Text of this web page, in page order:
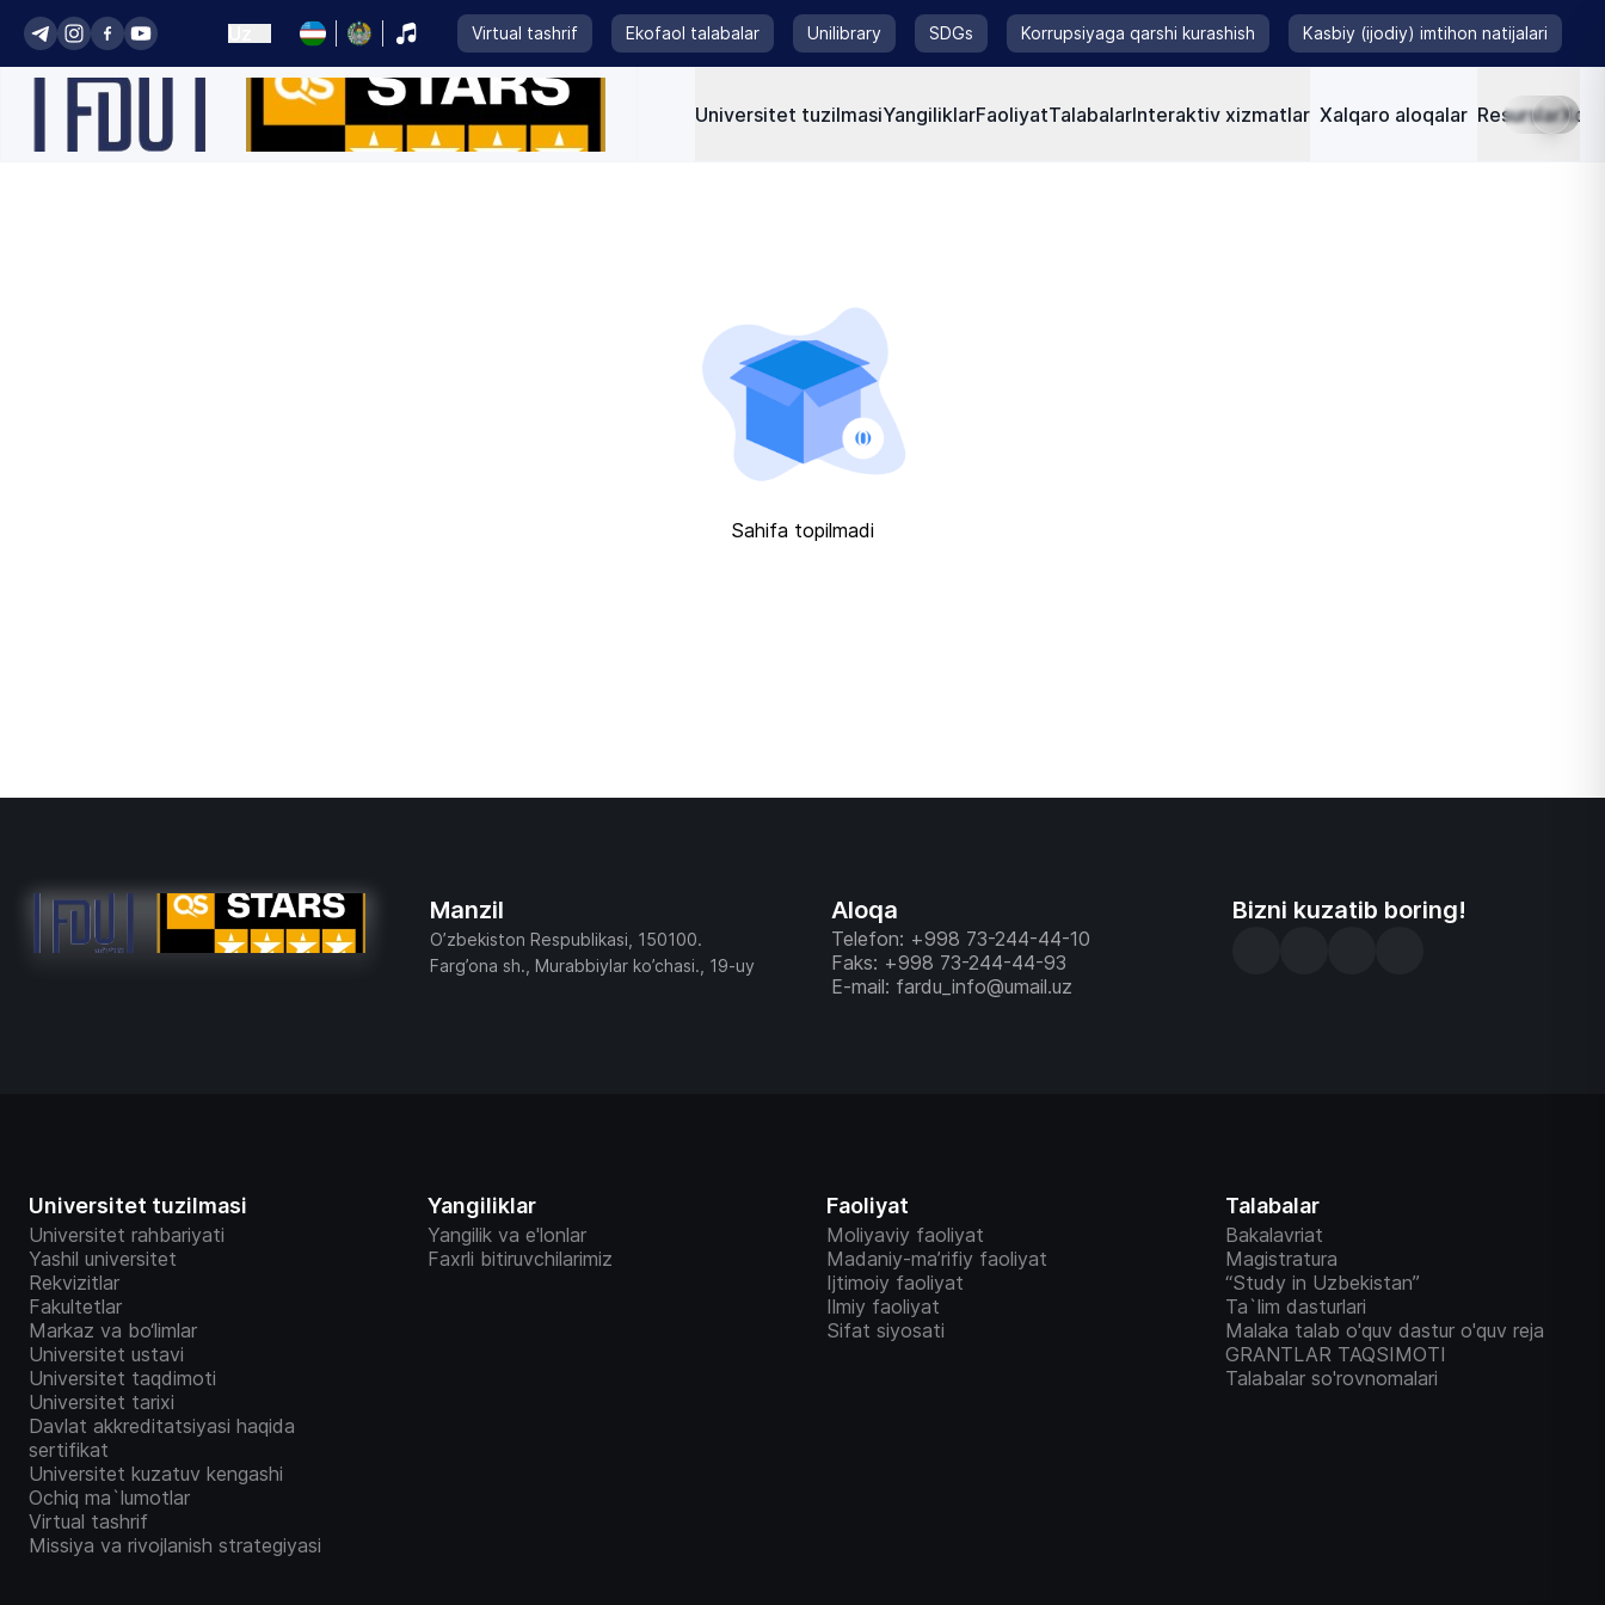
Virtual tashrif Ekofaol talabalar Unilibrary SDGs Korrupsiyaga qarshi kurashish Kasbiy (ijodiy) imtihon natijalari
Universitet tuzilmasiYangiliklarFaoliyatTalabalarInteraktiv xizmatlar Xalqaro aloqalar Resurslar
Sahifa topilmadi
Manzil
O’zbekiston Respublikasi, 150100.
Farg’ona sh., Murabbiylar ko’chasi., 19-uy
Aloqa
Telefon: +998 73-244-44-10
Faks: +998 73-244-44-93
E-mail: fardu_info@umail.uz
Bizni kuzatib boring!
Universitet tuzilmasi
Universitet rahbariyati
Yashil universitet
Rekvizitlar
Fakultetlar
Markaz va bo‘limlar
Universitet ustavi
Universitet taqdimoti
Universitet tarixi
Davlat akkreditatsiyasi haqida
sertifikat
Universitet kuzatuv kengashi
Ochiq ma`lumotlar
Virtual tashrif
Missiya va rivojlanish strategiyasi
Yangiliklar
Yangilik va e'lonlar
Faxrli bitiruvchilarimiz
Faoliyat
Moliyaviy faoliyat
Madaniy-ma’rifiy faoliyat
Ijtimoiy faoliyat
Ilmiy faoliyat
Sifat siyosati
Talabalar
Bakalavriat
Magistratura
“Study in Uzbekistan”
Ta`lim dasturlari
Malaka talab o'quv dastur o'quv reja
GRANTLAR TAQSIMOTI
Talabalar so'rovnomalari